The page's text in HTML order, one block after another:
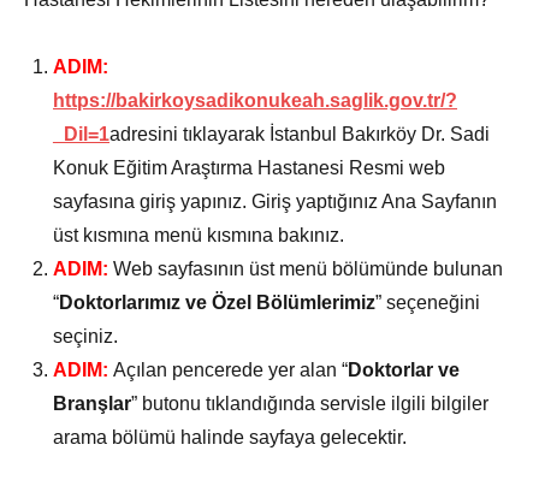
ADIM:
https://bakirkoysadikonukeah.saglik.gov.tr/?
_Dil=1adresini tıklayarak İstanbul Bakırköy Dr. Sadi
Konuk Eğitim Araştırma Hastanesi Resmi web
sayfasına giriş yapınız. Giriş yaptığınız Ana Sayfanın
üst kısmına menü kısmına bakınız.
ADIM: Web sayfasının üst menü bölümünde bulunan
“Doktorlarımız ve Özel Bölümlerimiz” seçeneğini
seçiniz.
ADIM: Açılan pencerede yer alan “Doktorlar ve
Branşlar” butonu tıklandığında servisle ilgili bilgiler
arama bölümü halinde sayfaya gelecektir.